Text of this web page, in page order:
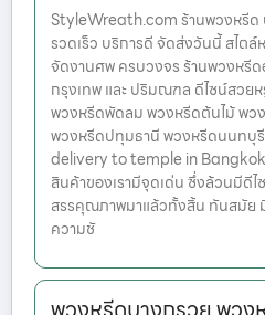
StyleWreath.com ร้านพวงหรีด
รวดเร็ว บริการดี จัดส่งวันนี้ สไต
จัดงานศพ ครบวงจร ร้านพวงหรี
กรุงเทพ และ ปริมณฑล ดีไซน์สวย
พวงหรีดพัดลม พวงหรีดต้นไม้ พว
พวงหรีดปทุมธานี พวงหรีดนนทบุ
delivery to temple in Bangkok
สินค้าของเรามีจุดเด่น ซึ่งล้วนมีดี
สรรคุณภาพมาแล้วทั้งสิ้น ทันสมัย
ความชั